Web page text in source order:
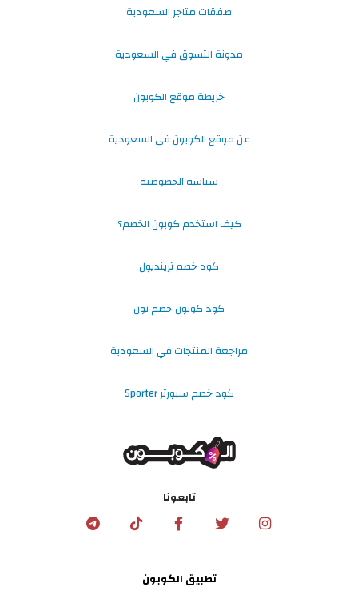
صفقات متاجر السعودية
مدونة التسوق في السعودية
خريطة موقع الكوبون
عن موقع الكوبون في السعودية
سياسة الخصوصية
كيف استخدم كوبون الخصم؟
كود خصم ترينديول
كود كوبون خصم نون
مراجعة المنتجات في السعودية
كود خصم سبورتر Sporter
تابعونا
تطبيق الكوبون